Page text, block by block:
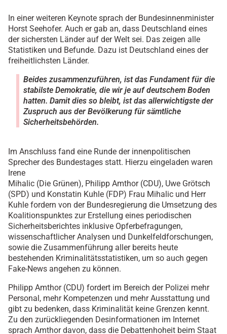
In einer weiteren Keynote sprach der Bundesinnenminister
Horst Seehofer. Auch er gab an, dass Deutschland eines
der sichersten Länder auf der Welt sei. Das zeigen alle
Statistiken und Befunde. Dazu ist Deutschland eines der
freiheitlichsten Länder.
Beides zusammenzuführen, ist das Fundament für die
stabilste Demokratie, die wir je auf deutschem Boden
hatten. Damit dies so bleibt, ist das allerwichtigste der
Zuspruch aus der Bevölkerung für sämtliche
Sicherheitsbehörden.
Im Anschluss fand eine Runde der innenpolitischen
Sprecher des Bundestages statt. Hierzu eingeladen waren
Irene
Mihalic (Die Grünen), Philipp Amthor (CDU), Uwe Grötsch
(SPD) und Konstatin Kuhle (FDP) Frau Mihalic und Herr
Kuhle fordern von der Bundesregierung die Umsetzung des
Koalitionspunktes zur Erstellung eines periodischen
Sicherheitsberichtes inklusive Opferbefragungen,
wissenschaftlicher Analysen und Dunkelfeldforschungen,
sowie die Zusammenführung aller bereits heute
bestehenden Kriminalitätsstatistiken, um so auch gegen
Fake-News angehen zu können.
Philipp Amthor (CDU) fordert im Bereich der Polizei mehr
Personal, mehr Kompetenzen und mehr Ausstattung und
gibt zu bedenken, dass Kriminalität keine Grenzen kennt.
Zu den zurückliegenden Desinformationen im Internet
sprach Amthor davon, dass die Debattenhoheit beim Staat